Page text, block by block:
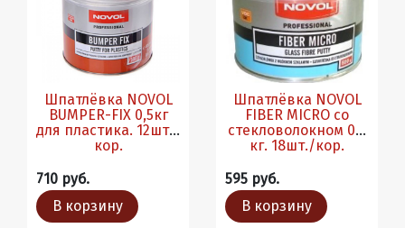
Шпатлёвка NOVOL
BUMPER-FIX 0,5кг
для пластика. 12шт./
кор.
710 руб.
В корзину
Шпатлёвка NOVOL
FIBER MICRO со
стекловолокном 0,5
кг. 18шт./кор.
595 руб.
В корзину